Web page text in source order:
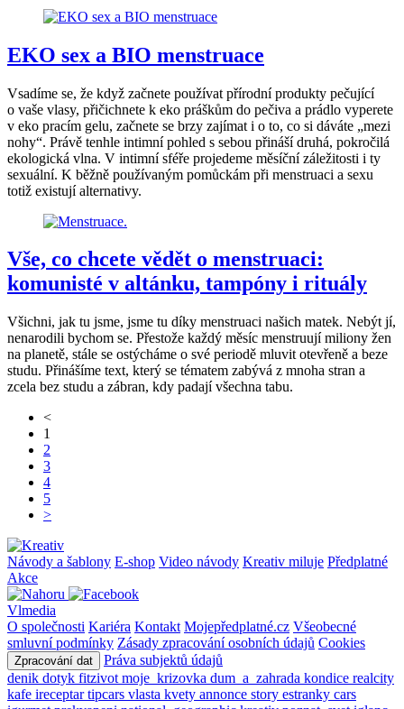
EKO sex a BIO menstruace
Vsadíme se, že když začnete používat přírodní produkty pečující
o vaše vlasy, přičichnete k eko práškům do pečiva a prádlo vyperete
v eko pracím gelu, začnete se brzy zajímat i o to, co si dáváte „mezi
nohy“. Právě tenhle intimní pohled s sebou přináší druhá, pokročilá
ekologická vlna. V intimní sféře projedeme měsíční záležitosti i ty
sexuální. K běžně používaným pomůckám při menstruaci a sexu
totiž existují alternativy.
Vše, co chcete vědět o menstruaci:
komunisté v altánku, tampóny i rituály
Všichni, jak tu jsme, jsme tu díky menstruaci našich matek. Nebýt jí,
nenarodili bychom se. Přestože každý měsíc menstruují miliony žen
na planetě, stále se ostýcháme o své periodě mluvit otevřeně a beze
studu. Přinášíme text, který se tématem zabývá z mnoha stran a
zcela bez studu a zábran, kdy padají všechna tabu.
<
1
2
3
4
5
>
Návody a šablony E-shop Video návody Kreativ miluje Předplatné
Akce
Vlmedia
O společnosti Kariéra Kontakt Mojepředplatné.cz Všeobecné
smluvní podmínky Zásady zpracování osobních údajů Cookies
Zpracování dat
Práva subjektů údajů
denik dotyk fitzivot moje_krizovka dum_a_zahrada kondice realcity
kafe ireceptartipcars vlasta kvety annonce story estranky cars